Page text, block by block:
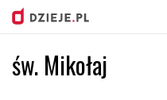
św. Mikołaj